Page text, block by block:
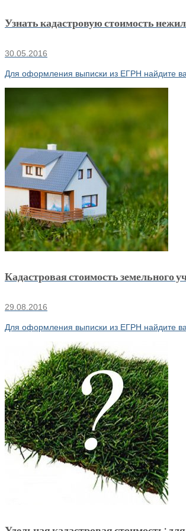
Узнать кадастровую стоимость
30.05.2016
Для оформления выписки из ЕГРН найдите
Кадастровая стоимость земельного
29.08.2016
Для оформления выписки из ЕГРН найдите